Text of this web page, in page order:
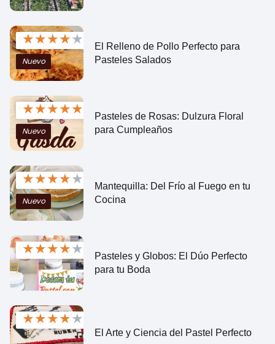
★★★★★
Nuevo
El Relleno de Pollo Perfecto para
Pasteles Salados
★★★★★
Nuevo
Pasteles de Rosas: Dulzura Floral
para Cumpleaños
★★★★★
Nuevo
Mantequilla: Del Frío al Fuego en tu
Cocina
★★★★★
Pasteles y Globos: El Dúo Perfecto
para tu Boda
★★★★★
El Arte y Ciencia del Pastel Perfecto